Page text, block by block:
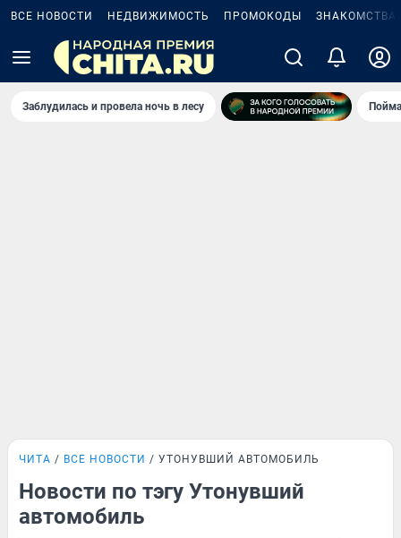
ВСЕ НОВОСТИ НЕДВИЖИМОСТЬ ПРОМОКОДЫ ЗНАКОМСТВА
Заблудилась и провела ночь в лесу
ЧИТА ВСЕ НОВОСТИ УТОНУВШИЙ АВТОМОБИЛЬ
Новости по тэгу Утонувший
автомобиль